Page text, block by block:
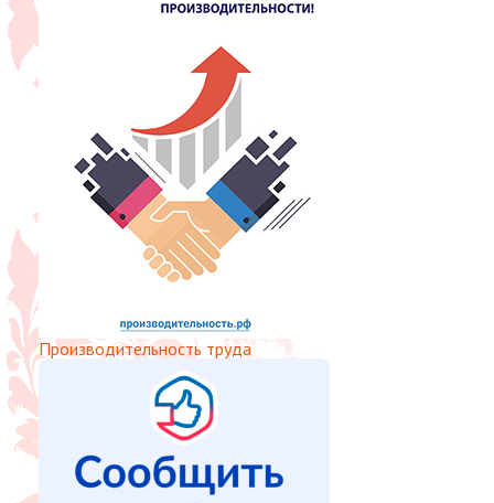
Производительность труда